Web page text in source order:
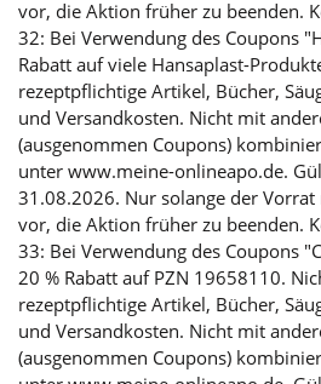
vor, die Aktion früher zu beenden.
32: Bei Verwendung des Coupons
Rabatt auf viele Hansaplast-
rezeptpflichtige Artikel, Bücher,
und Versandkosten. Nicht mit
(ausgenommen Coupons)
unter www.meine-onlineapo.de.
31.08.2026. Nur solange der
vor, die Aktion früher zu beenden.
33: Bei Verwendung des Coupons
20 % Rabatt auf PZN 19658110.
rezeptpflichtige Artikel, Bücher,
und Versandkosten. Nicht mit
(ausgenommen Coupons)